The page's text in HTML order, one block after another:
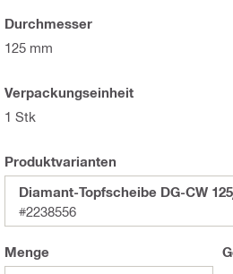
Durchmesser
125 mm
Verpackungseinheit
1 Stk
Produktvarianten
Diamant-Topfscheibe DG-CW
#2238556
Menge